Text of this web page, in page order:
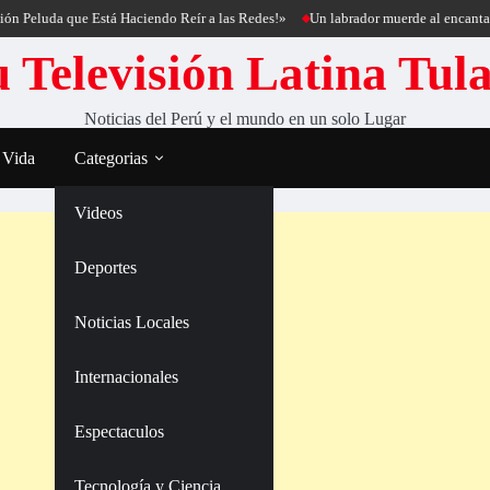
que Está Haciendo Reír a las Redes!» Un labrador muerde al encantador de
Televisión Latina
Noticias del Perú y el mundo en un solo Lugar
Categorias
Videos
Deportes
Noticias Locales
Internacionales
Espectaculos
Tecnología y Ciencia